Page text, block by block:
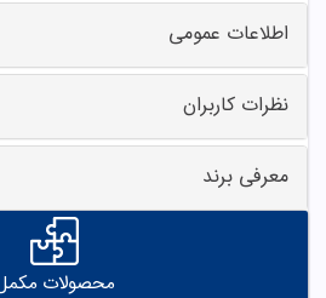
اطلاعات عمومی
نظرات کاربران
معرفی برند
محصولات